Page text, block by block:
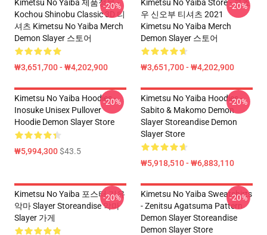
Kimetsu No Yaiba 제품정보 -
Kochou Shinobu Classic 3D 티
셔츠 Kimetsu No Yaiba Merch
Demon Slayer 스토어
₩3,651,700 - ₩4,202,900
-20%
Kimetsu No Yaiba Store - 코쵸
우 신오부 티셔츠 2021
Kimetsu No Yaiba Merch
Demon Slayer 스토어
₩3,651,700 - ₩4,202,900
-20%
Kimetsu No Yaiba Hoodies -
Inosuke Unisex Pullover
Hoodie Demon Slayer Store
₩5,994,300$43.5
-20%
Kimetsu No Yaiba Hoodies -
Sabito & Makomo Demon
Slayer Storeandise Demon
Slayer Store
₩5,918,510 - ₩6,883,110
-20%
Kimetsu No Yaiba 포스터 기유
악마 Slayer Storeandise 악마
Slayer 가게
-20%
Kimetsu No Yaiba Sweatshirts
- Zenitsu Agatsuma Pattern
Demon Slayer Storeandise
Demon Slayer Store
-20%